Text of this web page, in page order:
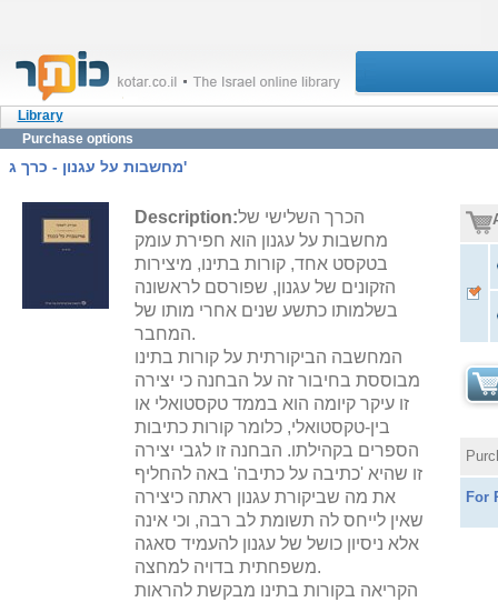
Library
Purchase options
מחשבות על עגנון - כרך ג'
Description:הכרך השלישי של
מחשבות על עגנון הוא חפירת עומק
בטקסט אחד, קורות בתינו, מיצירות
הזקונים של עגנון, שפורסם לראשונה
בשלמותו כתשע שנים אחרי מותו של
המחבר.
המחשבה הביקורתית על קורות בתינו
מבוססת בחיבור זה על הבחנה כי יצירה
זו עיקר קיומה הוא בממד טקסטואלי או
בין-טקסטואלי, כלומר קורות כתיבות
הספרים בקהילתו. הבחנה זו לגבי יצירה
זו שהיא 'כתיבה על כתיבה' באה להחליף
את מה שביקורת עגנון ראתה כיצירה
שאין לייחס לה תשומת לב רבה, וכי אינה
אלא ניסיון כושל של עגנון להעמיד סאגה
משפחתית בדויה למחצה.
הקריאה בקורות בתינו מבקשת להראות
For